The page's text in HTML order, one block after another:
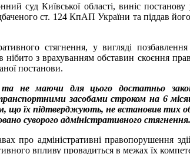
суд Київської області, виніс
ст. 124 КпАП України та піддав
стягнення, у вигляді
з врахуванням обставин скоєння
постанови.
та не маючи для цього достатньо
засобами строком на 6
їх підтверджують, не встановив тих
суворого адміністративного стягнення.
про адміністративні правопорушення
впливу провадиться в межах їх